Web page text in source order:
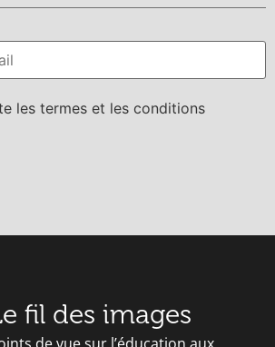
les termes et les conditions
fil des images